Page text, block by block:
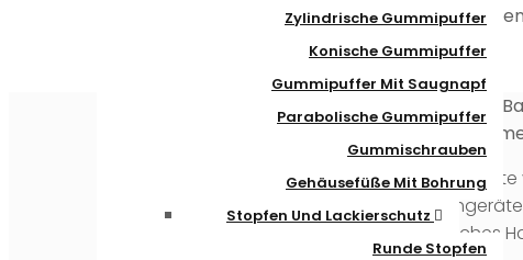
Zylindrische Gummipuffer
Konische Gummipuffer
Gummipuffer Mit Saugnapf
Parabolische Gummipuffer
Gummischrauben
Gehäusefüße Mit Bohrung
‎Stopfen Und Lackierschutz
Runde Stopfen
Angelo
Das erste
einfaches